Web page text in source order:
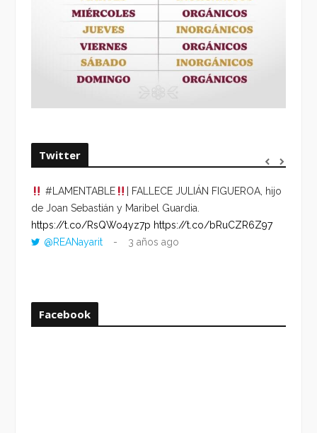
Twitter
#LAMENTABLE
| FALLECE JULIÁN FIGUEROA, hijo
de Joan Sebastián y Maribel Guardia.
https://t.co/RsQWo4yz7p https://t.co/bRuCZR6Z97
@REANayarit
3 años ago
Facebook